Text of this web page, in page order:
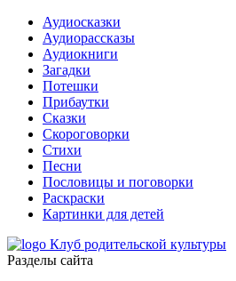
Аудиосказки
Аудиорассказы
Аудиокниги
Загадки
Потешки
Прибаутки
Сказки
Скороговорки
Стихи
Песни
Пословицы и поговорки
Раскраски
Картинки для детей
Клуб родительской культуры
Разделы сайта